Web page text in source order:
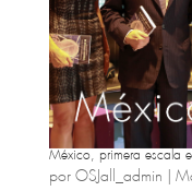
México, primera escala
por OSJall_admin |